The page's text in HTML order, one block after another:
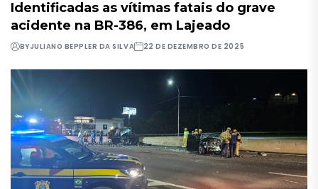
Identificadas as vítimas fatais do grave
acidente na BR-386, em Lajeado
BYJULIANO BEPPLER DA SILVA 22 DE DEZEMBRO DE 2025